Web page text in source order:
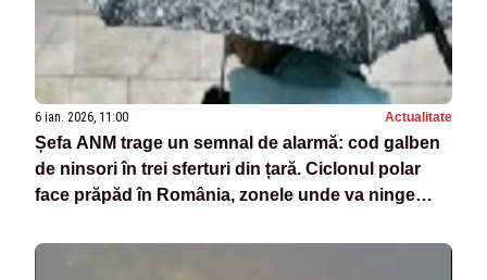
6 ian. 2026, 11:00 Actualitate
Șefa ANM trage un semnal de alarmă: cod galben
de ninsori în trei sferturi din țară. Ciclonul polar
face prăpăd în România, zonele unde va ninge